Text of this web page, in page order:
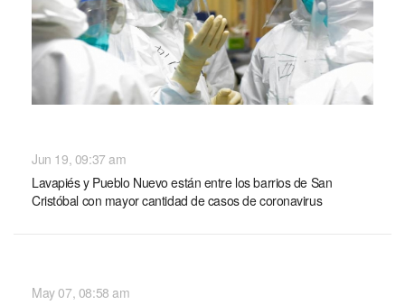
Jun 19, 09:37 am
Lavapiés y Pueblo Nuevo están entre los barrios de San
Cristóbal con mayor cantidad de casos de coronavirus
May 07, 08:58 am